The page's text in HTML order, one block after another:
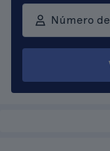
Número